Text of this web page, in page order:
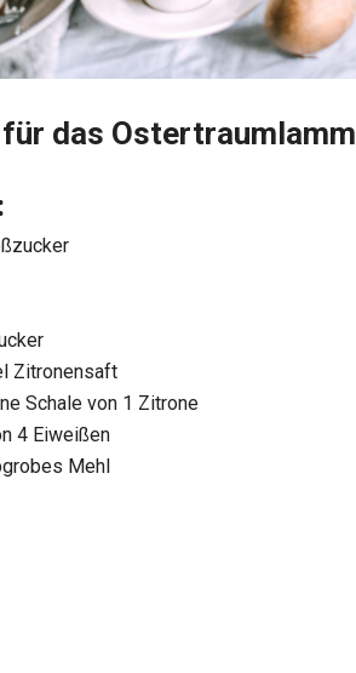
das Ostertraumlamm
Zitronensaft
Schale von 1 Zitrone
4 Eiweißen
Mehl